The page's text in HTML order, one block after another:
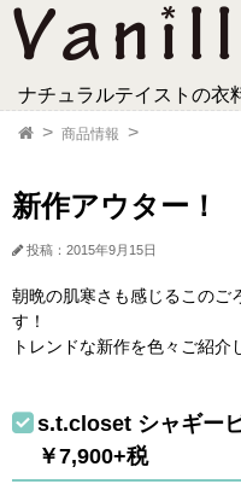
ナチュラルテイストの衣
商品情報
新作アウター！
投稿：2015年9月15日
朝晩の肌寒さも感じるこのご
す！
トレンドな新作を色々ご紹介
s.t.closet シャギー
￥7,900+税